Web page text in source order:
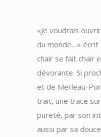
«Je voudrais
du monde…» écrit
chair se fait chair
dévorante. Si
et de Merleau-
trait, une trace
pureté, par son
aussi par sa